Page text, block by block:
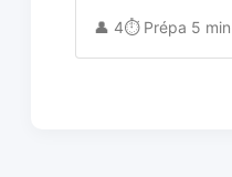
👤 4⏱️ Prépa 5 min